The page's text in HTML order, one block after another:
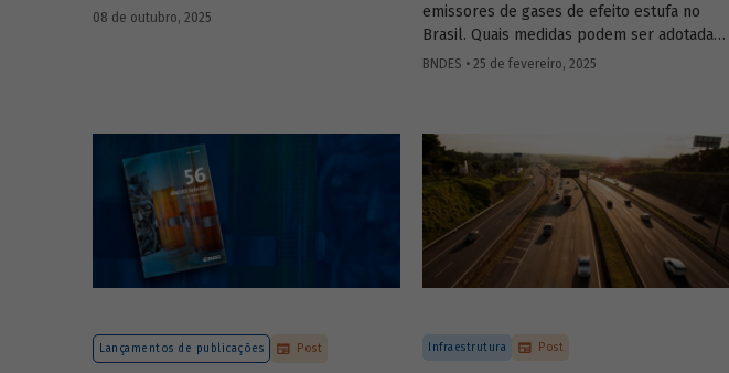
resilientes, gestão de resíduos sólidos
08 de outubro, 2025
emissores de gases de efeito estufa no
Brasil. Quais medidas podem ser adotadas
para reduzir seu impacto ambiental?
BNDES • 25 de fevereiro, 2025
Lançamentos de publicações Post Infraestrutura Post